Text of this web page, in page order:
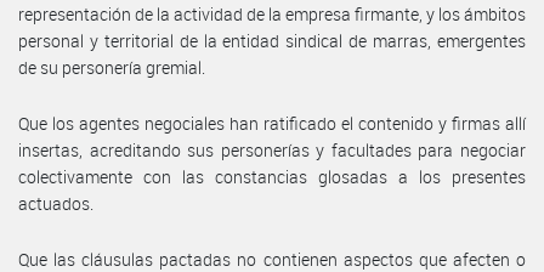
representación de la actividad de la empresa firmante, y los ámbitos
personal y territorial de la entidad sindical de marras, emergentes
de su personería gremial.
Que los agentes negociales han ratificado el contenido y firmas allí
insertas, acreditando sus personerías y facultades para negociar
colectivamente con las constancias glosadas a los presentes
actuados.
Que las cláusulas pactadas no contienen aspectos que afecten o